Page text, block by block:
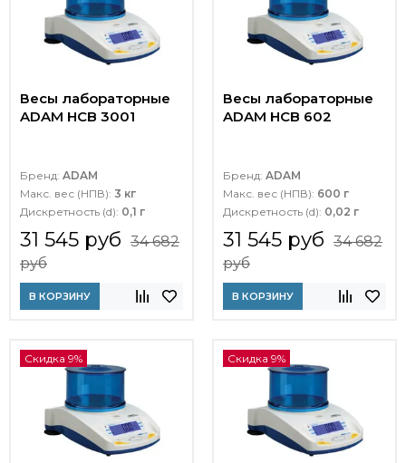
Весы лабораторные
ADAM HCB 3001
Бренд: ADAM
Макс. вес (НПВ): 3 кг
Дискретность (d): 0,1 г
31 545 руб 34 682
руб
В КОРЗИНУ
Весы лабораторные
ADAM HCB 602
Бренд: ADAM
Макс. вес (НПВ): 600 г
Дискретность (d): 0,02 г
31 545 руб 34 682
руб
В КОРЗИНУ
Скидка 9% Скидка 9%